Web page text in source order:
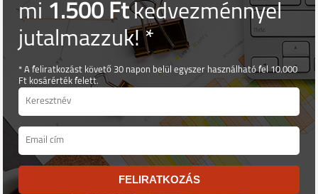
mi1.500 Ftkedvezménnyel
jutalmazzuk! *
* A feliratkozást követő 30 napon belül egyszer használható fel 10.000
Ft kosárérték felett.
FELIRATKOZÁS